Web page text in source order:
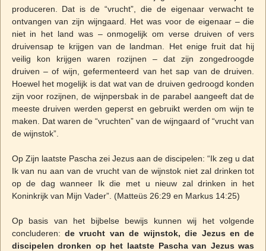
produceren. Dat is de “vrucht”, die de eigenaar verwacht te
ontvangen van zijn wijngaard. Het was voor de eigenaar – die
niet in het land was – onmogelijk om verse druiven of vers
druivensap te krijgen van de landman. Het enige fruit dat hij
veilig kon krijgen waren rozijnen – dat zijn zongedroogde
druiven – of wijn, gefermenteerd van het sap van de druiven.
Hoewel het mogelijk is dat wat van de druiven gedroogd konden
zijn voor rozijnen, de wijnpersbak in de parabel aangeeft dat de
meeste druiven werden geperst en gebruikt werden om wijn te
maken. Dat waren de “vruchten” van de wijngaard of “vrucht van
de wijnstok”.
Op Zijn laatste Pascha zei Jezus aan de discipelen: “Ik zeg u dat
Ik van nu aan van de vrucht van de wijnstok niet zal drinken tot
op de dag wanneer Ik die met u nieuw zal drinken in het
Koninkrijk van Mijn Vader”. (Matteüs 26:29 en Markus 14:25)
Op basis van het bijbelse bewijs kunnen wij het volgende
concluderen: de vrucht van de wijnstok, die Jezus en de
discipelen dronken op het laatste Pascha van Jezus was